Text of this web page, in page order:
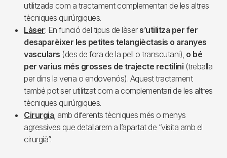
utilitzada com a tractament complementari de les altres
tècniques quirúrgiques.
Làser: En funció del tipus de làser s’utilitza per fer
desaparèixer les petites telangièctasis o aranyes
vasculars (des de fora de la pell o transcutani), o bé
per varius més grosses de trajecte rectilini (treballa
per dins la vena o endovenós). Aquest tractament
també pot ser utilitzat com a complementari de les altres
tècniques quirúrgiques.
Cirurgia, amb diferents tècniques més o menys
agressives que detallarem a l’apartat de “visita amb el
cirurgià”.